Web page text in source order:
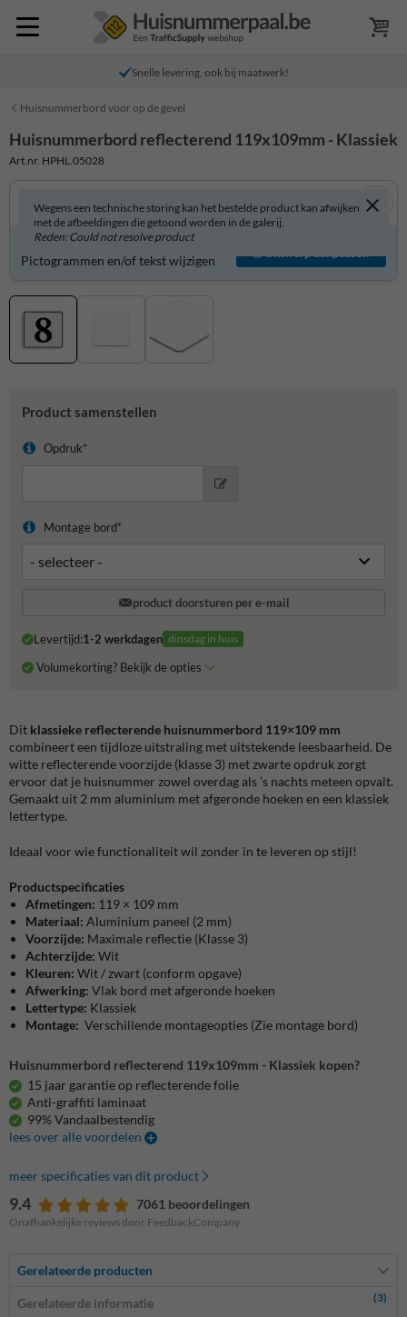
Snelle levering, ook bij maatwerk!
Huisnummerbord voor op de gevel
Huisnummerbord reflecterend 119x109mm - Klassiek
Art.nr. HPHL.05028
Wegens een technische storing kan het bestelde product kan afwijken
met de afbeeldingen die getoond worden in de galerij.
Reden: Could not resolve product
Huisnummerbord zelf aanpassen?
Pictogrammen en/of tekst wijzigen
Ontwerp aanpassen
Product samenstellen
Opdruk*
Montage bord*
product doorsturen per e-mail
Levertijd:1-2 werkdagen dinsdag in huis
Volumekorting? Bekijk de opties
Dit klassieke reflecterende huisnummerbord 119×109 mm
combineert een tijdloze uitstraling met uitstekende leesbaarheid. De
witte reflecterende voorzijde (klasse 3) met zwarte opdruk zorgt
ervoor dat je huisnummer zowel overdag als ’s nachts meteen opvalt.
Gemaakt uit 2 mm aluminium met afgeronde hoeken en een klassiek
lettertype.
Ideaal voor wie functionaliteit wil zonder in te leveren op stijl!
Productspecificaties
Afmetingen: 119 × 109 mm
Materiaal: Aluminium paneel (2 mm)
Voorzijde: Maximale reflectie (Klasse 3)
Achterzijde: Wit
Kleuren: Wit / zwart (conform opgave)
Afwerking: Vlak bord met afgeronde hoeken
Lettertype: Klassiek
Montage: Verschillende montageopties (Zie montage bord)
Huisnummerbord reflecterend 119x109mm - Klassiek kopen?
15 jaar garantie op reflecterende folie
Anti-graffiti laminaat
99% Vandaalbestendig
lees over alle voordelen
meer specificaties van dit product
9.4 7061 beoordelingen
Onafhankelijke reviews door FeedbackCompany
Gerelateerde producten
Gerelateerde informatie (3)